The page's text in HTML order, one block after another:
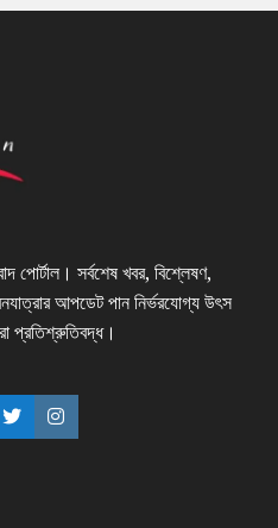
পোর্টাল। সর্বশেষ খবর, বিশ্লেষণ,
আপডেট পান নির্ভরযোগ্য উৎস
প্রতিশ্রুতিবদ্ধ।